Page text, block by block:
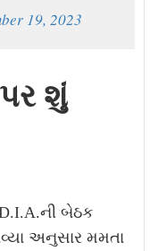
19, 2023
શું
બેઠક
અનુસાર મમતા